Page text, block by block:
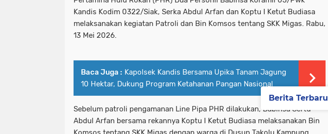
Kandis Kodim 0322/Siak, Serka Abdul Arfan dan Koptu I Ketut Budiasa
melaksanakan kegiatan Patroli dan Bin Komsos tentang SKK Migas. Rabu,
13 Mei 2026.
Baca Juga : Kapolsek Kandis Bersama Upika Tanam Jagung
10 Hektar, Dukung Program Ketahanan Pangan Nasional
Sebelum patroli pengamanan Line Pipa PHR dilakukan, Babinsa Sertu
Abdul Arfan bersama rekannya Koptu I Ketut Budiasa melaksanakan Bin
Berita Terbaru